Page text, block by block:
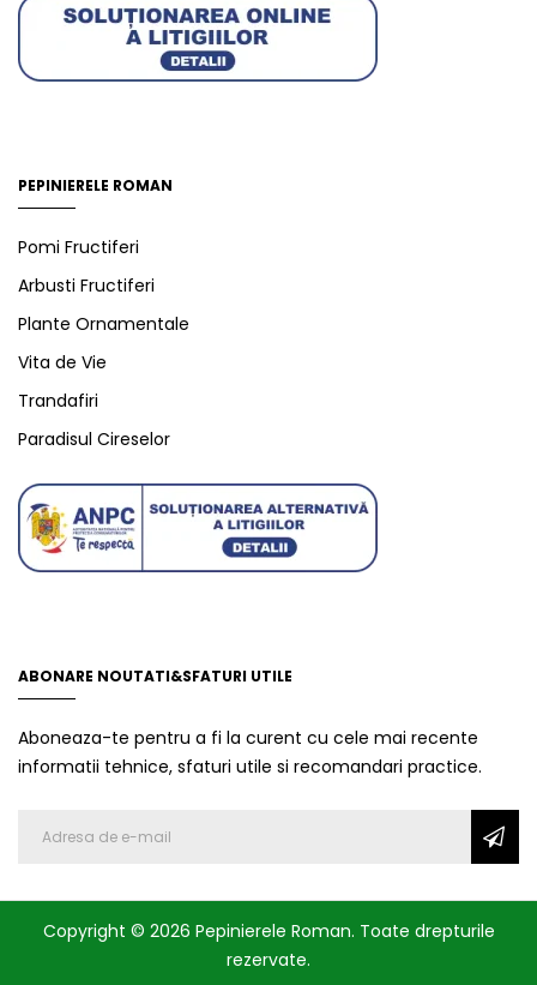
PEPINIERELE ROMAN
Pomi Fructiferi
Arbusti Fructiferi
Plante Ornamentale
Vita de Vie
Trandafiri
Paradisul Cireselor
ABONARE NOUTATI&SFATURI UTILE
Aboneaza-te pentru a fi la curent cu cele mai recente
informatii tehnice, sfaturi utile si recomandari practice.
Copyright © 2026 Pepinierele Roman. Toate drepturile
rezervate.